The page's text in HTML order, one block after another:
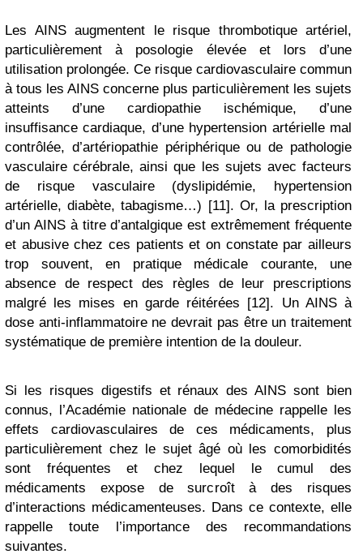
Les AINS augmentent le risque thrombotique artériel,
particulièrement à posologie élevée et lors d’une
utilisation prolongée. Ce risque cardiovasculaire commun
à tous les AINS concerne plus particulièrement les sujets
atteints d’une cardiopathie ischémique, d’une
insuffisance cardiaque, d’une hypertension artérielle mal
contrôlée, d’artériopathie périphérique ou de pathologie
vasculaire cérébrale, ainsi que les sujets avec facteurs
de risque vasculaire (dyslipidémie, hypertension
artérielle, diabète, tabagisme…) [11]. Or, la prescription
d’un AINS à titre d’antalgique est extrêmement fréquente
et abusive chez ces patients et on constate par ailleurs
trop souvent, en pratique médicale courante, une
absence de respect des règles de leur prescriptions
malgré les mises en garde réitérées [12]. Un AINS à
dose anti-inflammatoire ne devrait pas être un traitement
systématique de première intention de la douleur.
Si les risques digestifs et rénaux des AINS sont bien
connus, l’Académie nationale de médecine rappelle les
effets cardiovasculaires de ces médicaments, plus
particulièrement chez le sujet âgé où les comorbidités
sont fréquentes et chez lequel le cumul des
médicaments expose de surcroît à des risques
d’interactions médicamenteuses. Dans ce contexte, elle
rappelle toute l’importance des recommandations
suivantes.